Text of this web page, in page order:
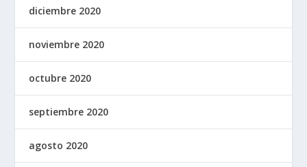
diciembre 2020
noviembre 2020
octubre 2020
septiembre 2020
agosto 2020